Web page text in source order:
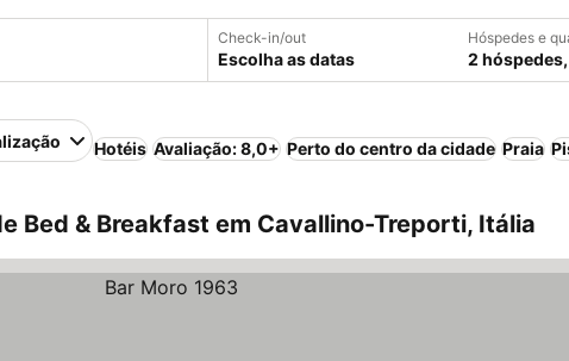
Check-in/out
Escolha as datas
Hóspedes e
2
Hotéis Avaliação: 8,0+ Perto do centro da cidade Praia
Bed & Breakfast em Cavallino-Treporti, Itália